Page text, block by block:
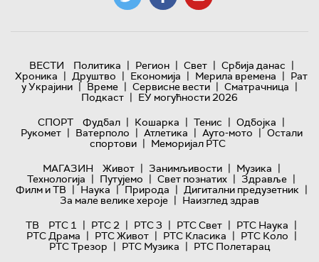
ВЕСТИ Политика | Регион | Свет | Србија данас |
Хроника | Друштво | Економија | Мерила времена | Рат
у Украјини | Време | Сервисне вести | Сматрачница |
Подкаст | ЕУ могућности 2026
СПОРТ
Фудбал | Кошарка | Тенис | Одбојка |
Рукомет | Ватерполо | Атлетика | Ауто-мото | Остали
спортови | Меморијал РТС
МАГАЗИН
Живот | Занимљивости | Музика |
Технологијa | Путујемо | Свет познатих | Здравље |
Филм и ТВ | Наука | Природа | Дигитални предузетник |
За мале велике хероје | Наизглед здрав
ТВ
РТС 1 | РТС 2 | РТС 3 | РТС Свет | РТС Наука |
РТС Драма | РТС Живот | РТС Класика | РТС Коло |
РТС Трезор | РТС Музика | РТС Полетарац